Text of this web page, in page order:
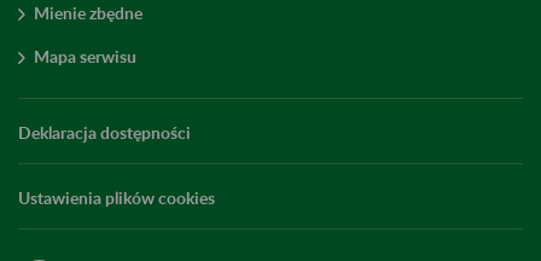
Mienie zbędne
Mapa serwisu
Deklaracja dostępności
Ustawienia plików cookies